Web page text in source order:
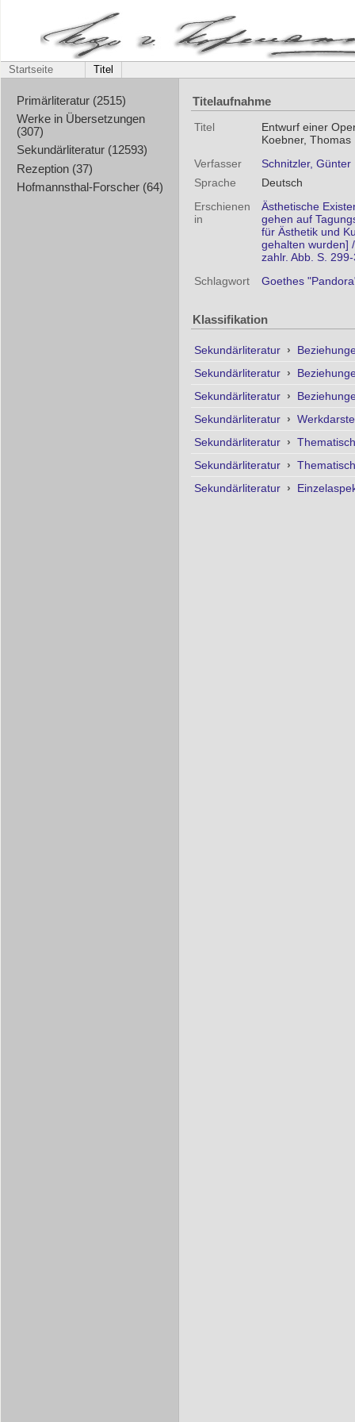
Startseite Titel
Primärliteratur (2515)
Werke in Übersetzungen
(307)
Sekundärliteratur (12593)
Rezeption (37)
Hofmannsthal-Forscher (64)
Titelaufnahme
Titel
Entwurf einer
Koebner, Thomas
Verfasser
Schnitzler, Günter
Sprache
Deutsch
Erschienen
in
Ästhetische
gehen auf
für Ästhetik und
gehalten wurden]
zahlr. Abb. S.
Schlagwort
Goethes
Klassifikation
Sekundärliteratur ›
Sekundärliteratur ›
Sekundärliteratur ›
Sekundärliteratur ›
Sekundärliteratur ›
Sekundärliteratur ›
Sekundärliteratur ›